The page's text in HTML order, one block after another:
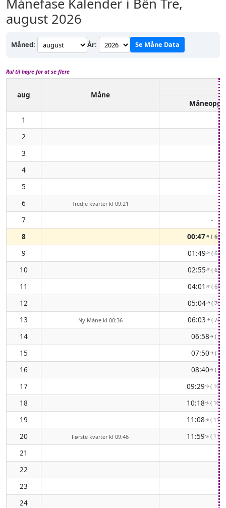
Månefase Kalender i Bến Tre,
august 2026
Måned: År: Se Måne Data
Rul til højre for at se flere
aug
Måne
1
2
3
4
5
6
Tredje kvarter kl 09:21
7
-
8
00:47↑( 63°
9 01:49↑( 62°
10 02:55↑( 62°
11 04:01 ↑( 65°
12 05:04↑( 70°
13 Ny Måne kl 00:36 06:03↑( 76°
14 06:58↑(
15 07:50↑(
16 08:40↑(
17 09:29↑( 102°
18 10:18↑( 107°
19 11:08↑( 112°
20 Første kvarter kl 09:46 11:59↑( 115°
21
22
23
24